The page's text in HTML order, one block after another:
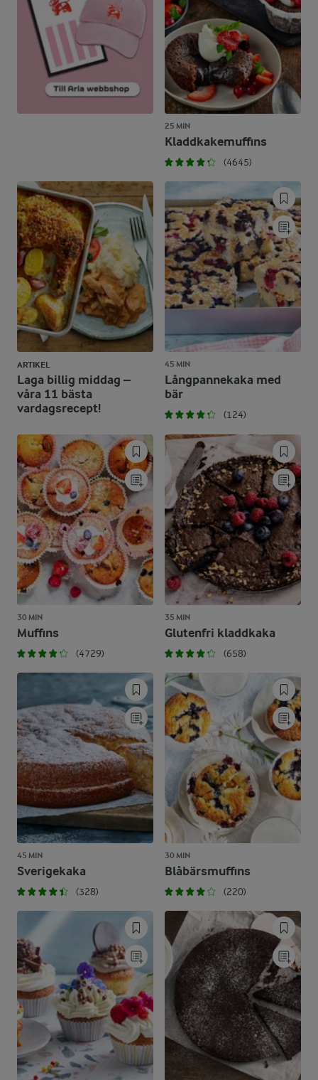
25 MIN
Kladdkakemuffins
(4645)
ARTIKEL
Laga billig middag –
våra 11 bästa
vardagsrecept!
45 MIN
Långpannekaka med
bär
(124)
30 MIN
Muffins
(4729)
35 MIN
Glutenfri kladdkaka
(658)
45 MIN
Sverigekaka
(328)
30 MIN
Blåbärsmuffins
(220)